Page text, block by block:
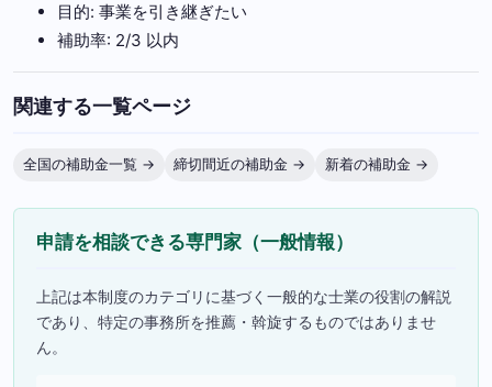
目的: 事業を引き継ぎたい
補助率: 2/3 以内
関連する一覧ページ
全国の補助金一覧 → 締切間近の補助金 → 新着の補助金 →
申請を相談できる専門家（一般情報）
上記は本制度のカテゴリに基づく一般的な士業の役割の解説
であり、特定の事務所を推薦・斡旋するものではありませ
ん。